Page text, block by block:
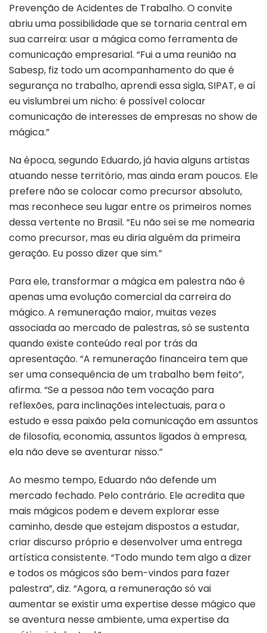
Prevenção de Acidentes de Trabalho. O convite
abriu uma possibilidade que se tornaria central em
sua carreira: usar a mágica como ferramenta de
comunicação empresarial. “Fui a uma reunião na
Sabesp, fiz todo um acompanhamento do que é
segurança no trabalho, aprendi essa sigla, SIPAT, e aí
eu vislumbrei um nicho: é possível colocar
comunicação de interesses de empresas no show de
mágica.”
Na época, segundo Eduardo, já havia alguns artistas
atuando nesse território, mas ainda eram poucos. Ele
prefere não se colocar como precursor absoluto,
mas reconhece seu lugar entre os primeiros nomes
dessa vertente no Brasil. “Eu não sei se me nomearia
como precursor, mas eu diria alguém da primeira
geração. Eu posso dizer que sim.”
Para ele, transformar a mágica em palestra não é
apenas uma evolução comercial da carreira do
mágico. A remuneração maior, muitas vezes
associada ao mercado de palestras, só se sustenta
quando existe conteúdo real por trás da
apresentação. “A remuneração financeira tem que
ser uma consequência de um trabalho bem feito”,
afirma. “Se a pessoa não tem vocação para
reflexões, para inclinações intelectuais, para o
estudo e essa paixão pela comunicação em assuntos
de filosofia, economia, assuntos ligados à empresa,
ela não deve se aventurar nisso.”
Ao mesmo tempo, Eduardo não defende um
mercado fechado. Pelo contrário. Ele acredita que
mais mágicos podem e devem explorar esse
caminho, desde que estejam dispostos a estudar,
criar discurso próprio e desenvolver uma entrega
artística consistente. “Todo mundo tem algo a dizer
e todos os mágicos são bem-vindos para fazer
palestra”, diz. “Agora, a remuneração só vai
aumentar se existir uma expertise desse mágico que
se aventura nesse ambiente, uma expertise da